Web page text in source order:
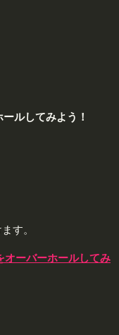
ルしてみよう！
す。
オーバーホールしてみ